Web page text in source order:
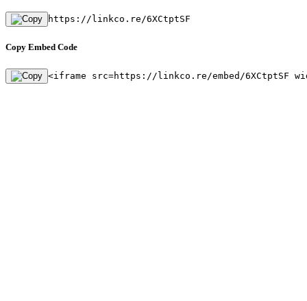
https://linkco.re/6XCtptSF
Copy Embed Code
<iframe src=https://linkco.re/embed/6XCtptSF